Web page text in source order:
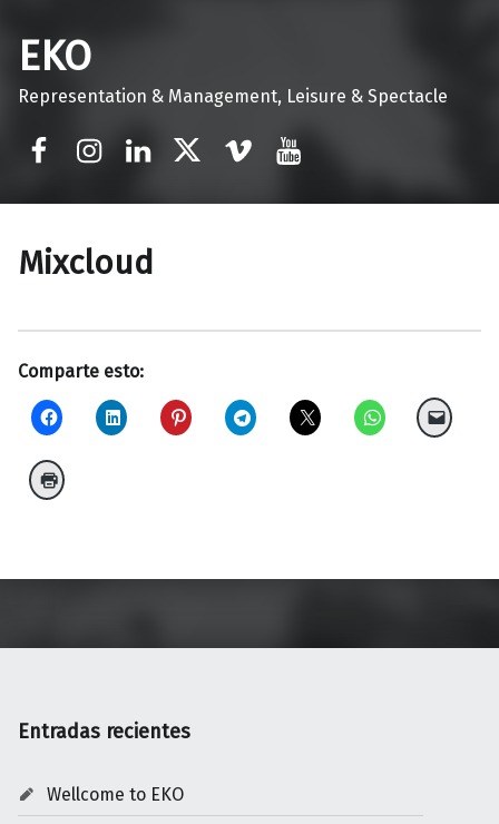
EKO
Representation & Management, Leisure & Spectacle
Mixcloud
Comparte esto:
Entradas recientes
Wellcome to EKO